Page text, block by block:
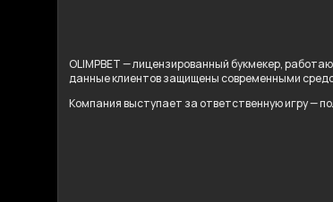
OLIMPBET — лицензированный букмекер,
данные клиентов защищены современными
Компания выступает за ответственную игру —